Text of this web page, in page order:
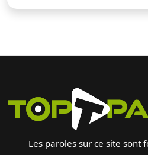
Les paroles sur ce site sont